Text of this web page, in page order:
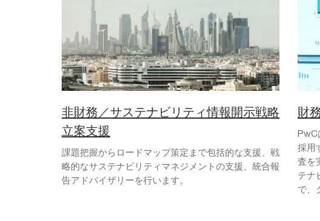
非財務／サステナビリティ情報開示戦略
立案支援
課題把握からロードマップ策定まで包括的な支援、戦
略的なサステナビリティマネジメントの支援、統合報
告アドバイザリーを行います。
財
PwC
採用
査を
テナ
で、